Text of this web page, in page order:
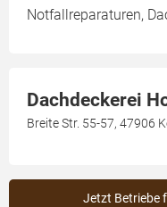
Notfallreparaturen,
Dachdeckerei
Breite Str. 55-57, 47906
Jetzt Betriebe